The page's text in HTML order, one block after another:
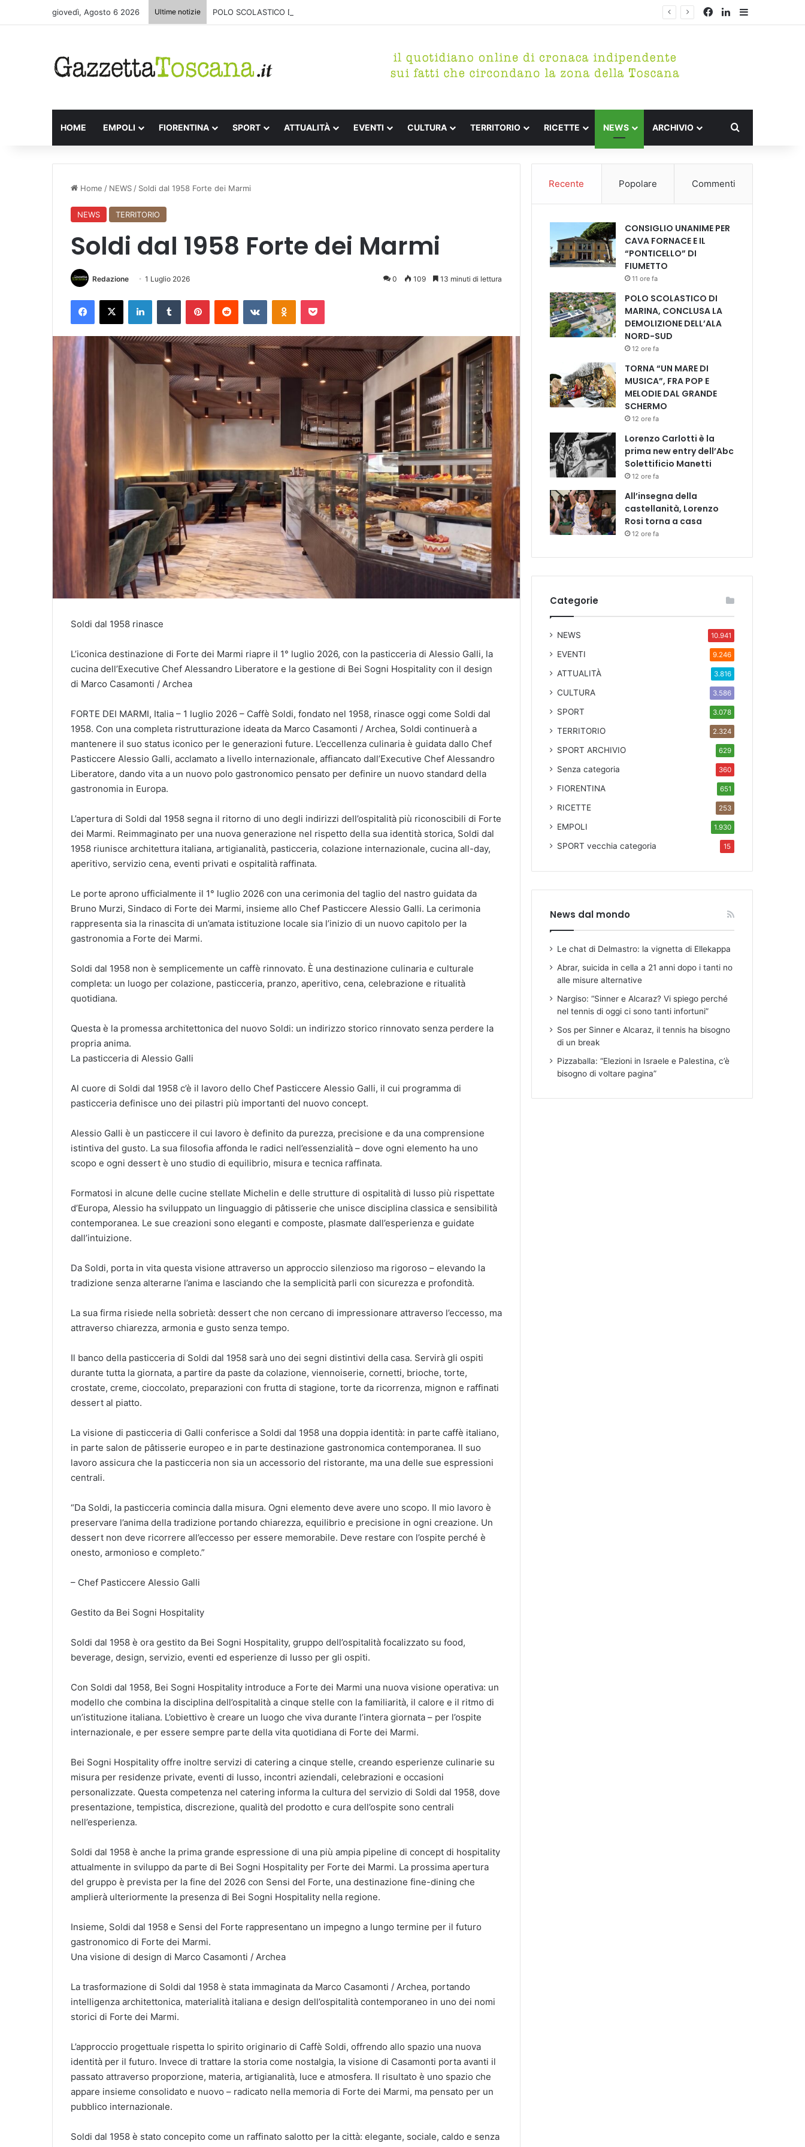
giovedì, Agosto 6 2026 Ultime notizie POLO SCOLASTICO DI MARINA, CONCLUSA LA DEMOLIZIONE DELL’ALA NORD-SUD Facebook
LinkedIn
HOME EMPOLI FIORENTINA SPORT ATTUALITÀ EVENTI CULTURA TERRITORIO RICETTE NEWS ARCHIVIO
Home / NEWS / Soldi dal 1958 Forte dei Marmi
NEWS TERRITORIO
Soldi dal 1958 Forte dei Marmi
Redazione 1 Luglio 2026 0 109 13 minuti di lettura
Soldi dal 1958 rinasce
L’iconica destinazione di Forte dei Marmi riapre il 1° luglio 2026, con la pasticceria di Alessio Galli, la
cucina dell’Executive Chef Alessandro Liberatore e la gestione di Bei Sogni Hospitality con il design
di Marco Casamonti / Archea
FORTE DEI MARMI, Italia – 1 luglio 2026 – Caffè Soldi, fondato nel 1958, rinasce oggi come Soldi dal
1958. Con una completa ristrutturazione ideata da Marco Casamonti / Archea, Soldi continuerà a
mantenere il suo status iconico per le generazioni future. L’eccellenza culinaria è guidata dallo Chef
Pasticcere Alessio Galli, acclamato a livello internazionale, affiancato dall’Executive Chef Alessandro
Liberatore, dando vita a un nuovo polo gastronomico pensato per definire un nuovo standard della
gastronomia in Europa.
L’apertura di Soldi dal 1958 segna il ritorno di uno degli indirizzi dell’ospitalità più riconoscibili di Forte
dei Marmi. Reimmaginato per una nuova generazione nel rispetto della sua identità storica, Soldi dal
1958 riunisce architettura italiana, artigianalità, pasticceria, colazione internazionale, cucina all-day,
aperitivo, servizio cena, eventi privati e ospitalità raffinata.
Le porte aprono ufficialmente il 1° luglio 2026 con una cerimonia del taglio del nastro guidata da
Bruno Murzi, Sindaco di Forte dei Marmi, insieme allo Chef Pasticcere Alessio Galli. La cerimonia
rappresenta sia la rinascita di un’amata istituzione locale sia l’inizio di un nuovo capitolo per la
gastronomia a Forte dei Marmi.
Soldi dal 1958 non è semplicemente un caffè rinnovato. È una destinazione culinaria e culturale
completa: un luogo per colazione, pasticceria, pranzo, aperitivo, cena, celebrazione e ritualità
quotidiana.
Questa è la promessa architettonica del nuovo Soldi: un indirizzo storico rinnovato senza perdere la
propria anima.
La pasticceria di Alessio Galli
Al cuore di Soldi dal 1958 c’è il lavoro dello Chef Pasticcere Alessio Galli, il cui programma di
pasticceria definisce uno dei pilastri più importanti del nuovo concept.
Alessio Galli è un pasticcere il cui lavoro è definito da purezza, precisione e da una comprensione
istintiva del gusto. La sua filosofia affonda le radici nell’essenzialità – dove ogni elemento ha uno
scopo e ogni dessert è uno studio di equilibrio, misura e tecnica raffinata.
Formatosi in alcune delle cucine stellate Michelin e delle strutture di ospitalità di lusso più rispettate
d’Europa, Alessio ha sviluppato un linguaggio di pâtisserie che unisce disciplina classica e sensibilità
contemporanea. Le sue creazioni sono eleganti e composte, plasmate dall’esperienza e guidate
dall’intuizione.
Da Soldi, porta in vita questa visione attraverso un approccio silenzioso ma rigoroso – elevando la
tradizione senza alterarne l’anima e lasciando che la semplicità parli con sicurezza e profondità.
La sua firma risiede nella sobrietà: dessert che non cercano di impressionare attraverso l’eccesso, ma
attraverso chiarezza, armonia e gusto senza tempo.
Il banco della pasticceria di Soldi dal 1958 sarà uno dei segni distintivi della casa. Servirà gli ospiti
durante tutta la giornata, a partire da paste da colazione, viennoiserie, cornetti, brioche, torte,
crostate, creme, cioccolato, preparazioni con frutta di stagione, torte da ricorrenza, mignon e raffinati
dessert al piatto.
La visione di pasticceria di Galli conferisce a Soldi dal 1958 una doppia identità: in parte caffè italiano,
in parte salon de pâtisserie europeo e in parte destinazione gastronomica contemporanea. Il suo
lavoro assicura che la pasticceria non sia un accessorio del ristorante, ma una delle sue espressioni
centrali.
“Da Soldi, la pasticceria comincia dalla misura. Ogni elemento deve avere uno scopo. Il mio lavoro è
preservare l’anima della tradizione portando chiarezza, equilibrio e precisione in ogni creazione. Un
dessert non deve ricorrere all’eccesso per essere memorabile. Deve restare con l’ospite perché è
onesto, armonioso e completo.”
– Chef Pasticcere Alessio Galli
Gestito da Bei Sogni Hospitality
Soldi dal 1958 è ora gestito da Bei Sogni Hospitality, gruppo dell’ospitalità focalizzato su food,
beverage, design, servizio, eventi ed esperienze di lusso per gli ospiti.
Con Soldi dal 1958, Bei Sogni Hospitality introduce a Forte dei Marmi una nuova visione operativa: un
modello che combina la disciplina dell’ospitalità a cinque stelle con la familiarità, il calore e il ritmo di
un’istituzione italiana. L’obiettivo è creare un luogo che viva durante l’intera giornata – per l’ospite
internazionale, e per essere sempre parte della vita quotidiana di Forte dei Marmi.
Bei Sogni Hospitality offre inoltre servizi di catering a cinque stelle, creando esperienze culinarie su
misura per residenze private, eventi di lusso, incontri aziendali, celebrazioni e occasioni
personalizzate. Questa competenza nel catering informa la cultura del servizio di Soldi dal 1958, dove
presentazione, tempistica, discrezione, qualità del prodotto e cura dell’ospite sono centrali
nell’esperienza.
Soldi dal 1958 è anche la prima grande espressione di una più ampia pipeline di concept di hospitality
attualmente in sviluppo da parte di Bei Sogni Hospitality per Forte dei Marmi. La prossima apertura
del gruppo è prevista per la fine del 2026 con Sensi del Forte, una destinazione fine-dining che
amplierà ulteriormente la presenza di Bei Sogni Hospitality nella regione.
Insieme, Soldi dal 1958 e Sensi del Forte rappresentano un impegno a lungo termine per il futuro
gastronomico di Forte dei Marmi.
Una visione di design di Marco Casamonti / Archea
La trasformazione di Soldi dal 1958 è stata immaginata da Marco Casamonti / Archea, portando
intelligenza architettonica, materialità italiana e design dell’ospitalità contemporaneo in uno dei nomi
storici di Forte dei Marmi.
L’approccio progettuale rispetta lo spirito originario di Caffè Soldi, offrendo allo spazio una nuova
identità per il futuro. Invece di trattare la storia come nostalgia, la visione di Casamonti porta avanti il
passato attraverso proporzione, materia, artigianalità, luce e atmosfera. Il risultato è uno spazio che
appare insieme consolidato e nuovo – radicato nella memoria di Forte dei Marmi, ma pensato per un
pubblico internazionale.
Soldi dal 1958 è stato concepito come un raffinato salotto per la città: elegante, sociale, caldo e senza
Recente Popolare Commenti
CONSIGLIO UNANIME PER
CAVA FORNACE E IL
“PONTICELLO” DI
FIUMETTO
11 ore fa
POLO SCOLASTICO DI
MARINA, CONCLUSA LA
DEMOLIZIONE DELL’ALA
NORD-SUD
12 ore fa
TORNA “UN MARE DI
MUSICA”, FRA POP E
MELODIE DAL GRANDE
SCHERMO
12 ore fa
Lorenzo Carlotti è la
prima new entry dell’Abc
Solettificio Manetti
12 ore fa
All’insegna della
castellanità, Lorenzo
Rosi torna a casa
12 ore fa
Categorie
NEWS 10.941
EVENTI 9.246
ATTUALITÀ 3.816
CULTURA 3.586
SPORT 3.078
TERRITORIO 2.324
SPORT ARCHIVIO 629
Senza categoria 360
FIORENTINA 651
RICETTE 253
EMPOLI 1.930
SPORTvecchia categoria 15
News dal mondo
Le chat di Delmastro: la vignetta di Ellekappa
Abrar, suicida in cella a 21 anni dopo i tanti no
alle misure alternative
Nargiso: “Sinner e Alcaraz? Vi spiego perché
nel tennis di oggi ci sono tanti infortuni”
Sos per Sinner e Alcaraz, il tennis ha bisogno
di un break
Pizzaballa: “Elezioni in Israele e Palestina, c’è
bisogno di voltare pagina”